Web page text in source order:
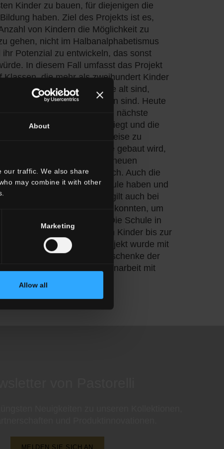
About
our traffic. We also share
may combine it with other
Marketing
Allow all
Kinder zu bauen, für diejenigen die
haben. Ziel des Projekts ist es,
von Kindern die Möglichkeit zu
gehen, nicht im Halbanalphabetismus
Potenzial zu entwickeln, das sonst
In diesem Fall umfasst das Projekt
Klassen, die mehr als zweihundert Kinder
sind Kinder, die 7 - 8 Jahre alt sind,
und nie zur Schule gegangen sind. Heute
keine Schule, weil die nächste
entfernten Luanshya liegt und die
sind, um eine so lange Reise zu
in dem das Schulgebäude gebaut wird,
ärmsten im Land. Mit der neuen
Kindergarten obligatorisch. Auch die
Zugang zur Grundschule haben und
Schulstufen gehen. Das gilt auch bei
Eltern keine Steuern zahlen konnten, um
Kindergarten zu schicken. Die Schule in
geregelt, dass die ärmsten Kinder bis zur
besuchen müssen. Das Projekt wurde mit
Betrag der Weihnachtsgeschenke der
Interessenten in Zusammenarbeit mit
Onlus ausgeführt.
MELDEN SIE SICH AN